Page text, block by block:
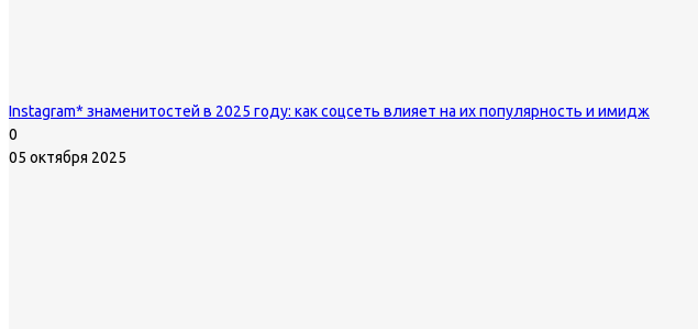
Instagram* знаменитостей в 2025 году: как соцсеть влияет на их популярность и имидж
0
05 октября 2025